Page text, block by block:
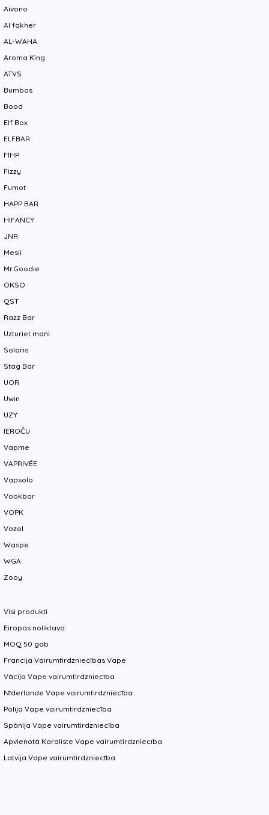
Aivono
Al fakher
AL-WAHA
Aroma King
ATVS
Bumbas
Bood
Elf Box
ELFBAR
FIHP
Fizzy
Fumot
HAPP BAR
HIFANCY
JNR
Mesii
Mr.Goodie
OKSO
QST
Razz Bar
Uzturiet mani
Solaris
Stag Bar
UOR
Uwin
UZY
IEROČU
Vapme
VAPRIVÉE
Vapsolo
Vookbar
VOPK
Vozol
Waspe
WGA
Zooy
Visi produkti
Eiropas noliktava
MOQ 50 gab
Francija Vairumtirdzniecības Vape
Vācija Vape vairumtirdzniecība
Nīderlande Vape vairumtirdzniecība
Polija Vape vairumtirdzniecība
Spānija Vape vairumtirdzniecība
Apvienotā Karaliste Vape vairumtirdzniecība
Latvija Vape vairumtirdzniecība